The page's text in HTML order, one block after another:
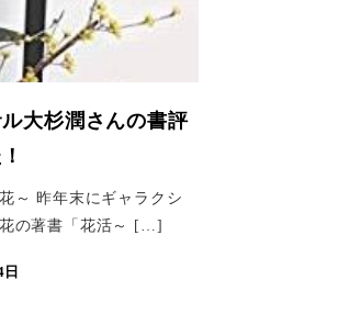
大杉潤さんの書評
～ 昨年末にギャラクシ
の著書「花活～ […]